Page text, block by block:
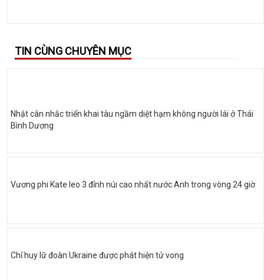
TIN CÙNG CHUYÊN MỤC
Nhật cân nhắc triển khai tàu ngầm diệt hạm không người lái ở Thái
Bình Dương
Vương phi Kate leo 3 đỉnh núi cao nhất nước Anh trong vòng 24 giờ
Chỉ huy lữ đoàn Ukraine được phát hiện tử vong